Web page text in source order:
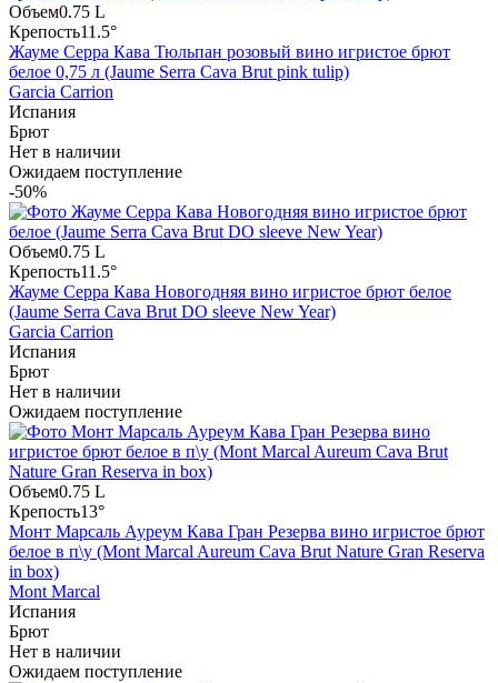
Объем0.75 L
Крепость11.5°
Жауме Серра Кава Тюльпан розовый вино игристое брют
белое 0,75 л (Jaume Serra Cava Brut pink tulip)
Garcia Carrion
Испания
Брют
Нет в наличии
Ожидаем поступление
-50%
Объем0.75 L
Крепость11.5°
Жауме Серра Кава Новогодняя вино игристое брют белое
(Jaume Serra Cava Brut DO sleeve New Year)
Garcia Carrion
Испания
Брют
Нет в наличии
Ожидаем поступление
Объем0.75 L
Крепость13°
Монт Марсаль Ауреум Кава Гран Резерва вино игристое брют
белое в п\у (Mont Marcal Aureum Cava Brut Nature Gran Reserva
in box)
Mont Marcal
Испания
Брют
Нет в наличии
Ожидаем поступление